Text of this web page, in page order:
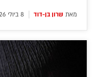
מאת שרון בן-דוד 8 ביולי 2026